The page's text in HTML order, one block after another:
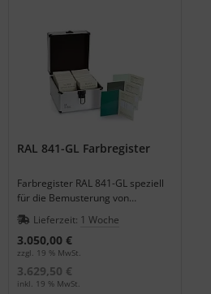
RAL 841-GL Farbregister
Farbregister RAL 841-GL speziell
für die Bemusterung von
hochglänzenden Beschichtungen
(Glanzwert < 80). Bitte unbedingt
beachten: Das Register ist seitens
des Herstellers nicht vollständig.
Die fehlenden Karten werden bei
Lieferung vom Gesamtbetrag
Lieferzeit: 1 Woche
3.050,00 €
zzgl. 19 % MwSt.
3.629,50 €
inkl. 19 % MwSt.